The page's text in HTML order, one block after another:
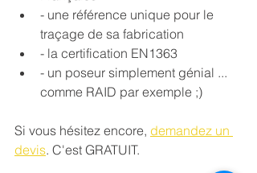
- une référence unique pour le
traçage de sa fabrication
- la certification EN1363
- un poseur simplement génial ...
comme RAID par exemple ;)
Si vous hésitez encore, demandez un
devis. C'est GRATUIT.